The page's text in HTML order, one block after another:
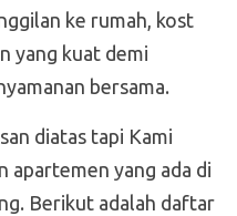
ke rumah, kost
yang kuat demi
bersama.
diatas tapi Kami
apartemen yang ada di
Berikut adalah daftar